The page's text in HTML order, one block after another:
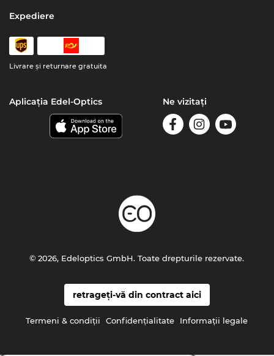
Expediere
Livrare şi returnare gratuita
Aplicația Edel-Optics Ne vizitați
retrageți-vă din contract aici
Termeni & condiţii Confidenţialitate Informaţii legale
© 2026, Edeloptics GmbH. Toate drepturile rezervate.